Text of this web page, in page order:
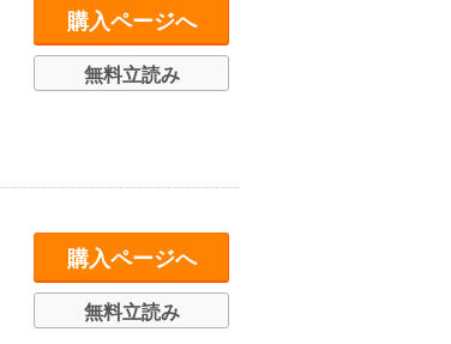
購入ページへ
無料立読み
購入ページへ
無料立読み